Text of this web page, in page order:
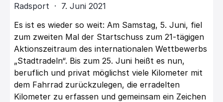
Radsport · 7. Juni 2021
Es ist es wieder so weit: Am Samstag, 5. Juni, fiel
zum zweiten Mal der Startschuss zum 21-tägigen
Aktionszeitraum des internationalen Wettbewerbs
„Stadtradeln“. Bis zum 25. Juni heißt es nun,
beruflich und privat möglichst viele Kilometer mit
dem Fahrrad zurückzulegen, die erradelten
Kilometer zu erfassen und gemeinsam ein Zeichen